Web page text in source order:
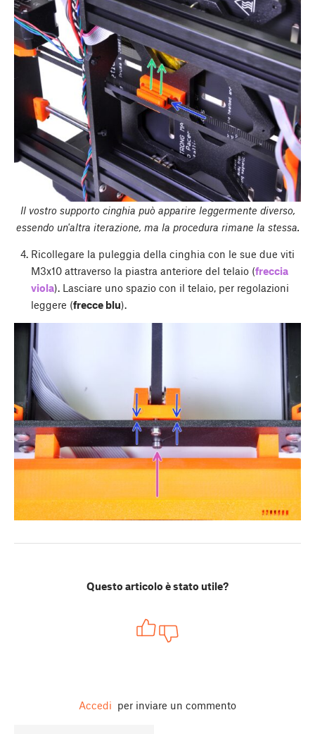
Il vostro supporto cinghia può apparire leggermente diverso,
essendo un'altra iterazione, ma la procedura rimane la stessa.
Ricollegare la puleggia della cinghia con le sue due viti
M3x10 attraverso la piastra anteriore del telaio (freccia
viola). Lasciare uno spazio con il telaio, per regolazioni
leggere (frecce blu).
Questo articolo è stato utile?
Accedi per inviare un commento